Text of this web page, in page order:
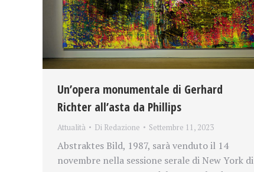
Un’opera monumentale di Gerhard
Richter all’asta da Phillips
Attualità Di Redazione Settembre 11, 2023
Abstraktes Bild, 1987, sarà venduto il 14
novembre nella sessione serale di New York di